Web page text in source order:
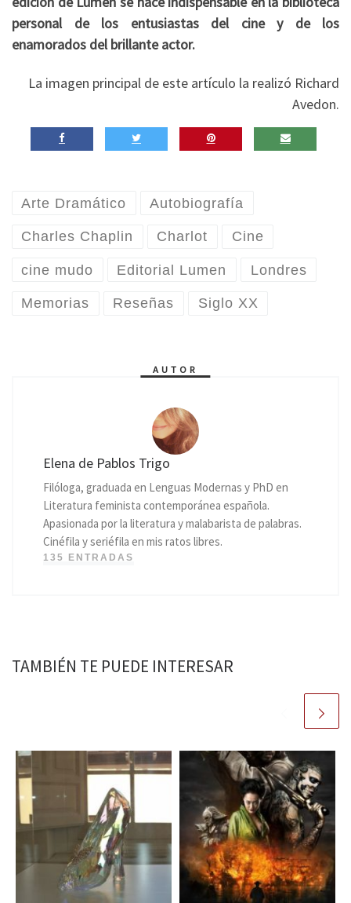
personal de los entusiastas del cine y de los
enamorados del brillante actor.
La imagen principal de este artículo la realizó Richard
Avedon.
Arte Dramático Autobiografía
Charles Chaplin Charlot Cine
cine mudo Editorial Lumen Londres
Memorias Reseñas Siglo XX
AUTOR
Elena de Pablos Trigo
Filóloga, graduada en Lenguas Modernas y PhD en
Literatura feminista contemporánea española.
Apasionada por la literatura y malabarista de palabras.
Cinéfila y seriéfila en mis ratos libres.
135 ENTRADAS
TAMBIÉN TE PUEDE INTERESAR